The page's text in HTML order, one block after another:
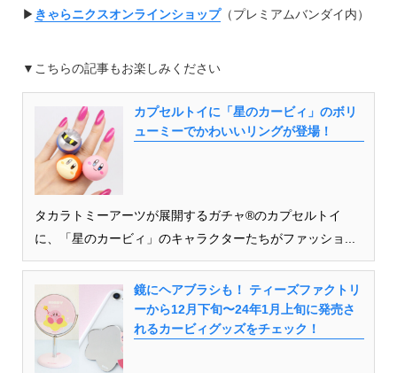
▶︎ きゃらニクスオンラインショップ（プレミアムバンダイ内）
▼こちらの記事もお楽しみください
カプセルトイに「星のカービィ」のボリ
ューミーでかわいいリングが登場！
タカラトミーアーツが展開するガチャ®のカプセルトイ
に、「星のカービィ」のキャラクターたちがファッショ...
鏡にヘアブラシも！ ティーズファクトリ
ーから12月下旬〜24年1月上旬に発売さ
れるカービィグッズをチェック！